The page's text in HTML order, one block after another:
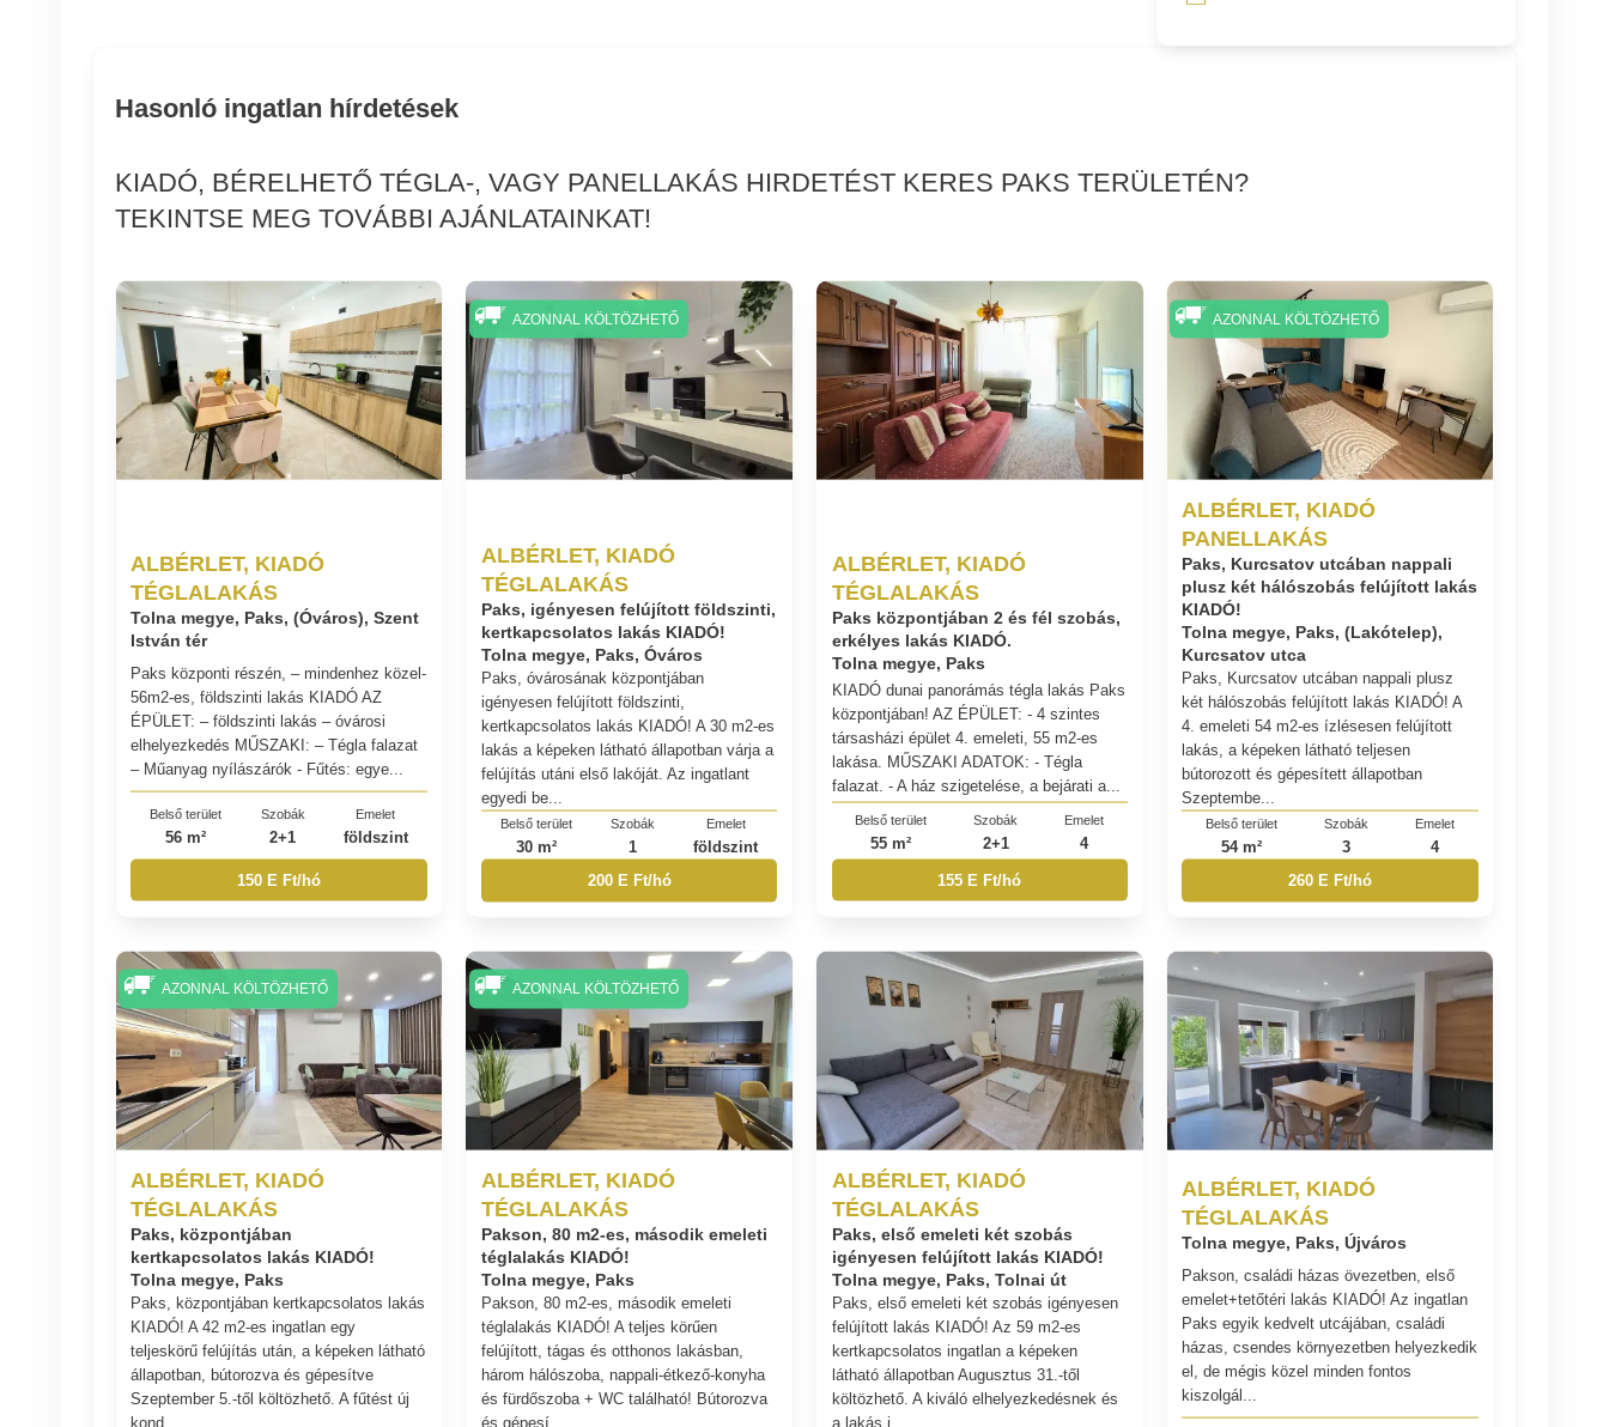
Hasonló ingatlan hírdetések
KIADÓ, BÉRELHETŐ TÉGLA-, VAGY PANELLAKÁS HIRDETÉST KERES PAKS TERÜLETÉN?
TEKINTSE MEG TOVÁBBI AJÁNLATAINKAT!
ALBÉRLET, KIADÓ
TÉGLALAKÁS
Tolna megye, Paks, (Óváros), Szent
István tér
Paks központi részén, – mindenhez közel-
56m2-es, földszinti lakás KIADÓ AZ
ÉPÜLET: – földszinti lakás – óvárosi
elhelyezkedés MŰSZAKI: – Tégla falazat
– Műanyag nyílászárók - Fűtés: egye...
Belső terület
56 m²
Szobák
2+1
Emelet
földszint
150 E Ft/hó
ALBÉRLET, KIADÓ
TÉGLALAKÁS
Paks, igényesen felújított földszinti,
kertkapcsolatos lakás KIADÓ!
Tolna megye, Paks, Óváros
Paks, óvárosának központjában
igényesen felújított földszinti,
kertkapcsolatos lakás KIADÓ! A 30 m2-es
lakás a képeken látható állapotban várja a
felújítás utáni első lakóját. Az ingatlant
egyedi be...
Belső terület
30 m²
Szobák
1
Emelet
földszint
200 E Ft/hó
AZONNAL KÖLTÖZHETŐ
ALBÉRLET, KIADÓ
TÉGLALAKÁS
Paks központjában 2 és fél szobás,
erkélyes lakás KIADÓ.
Tolna megye, Paks
KIADÓ dunai panorámás tégla lakás Paks
központjában! AZ ÉPÜLET: - 4 szintes
társasházi épület 4. emeleti, 55 m2-es
lakása. MŰSZAKI ADATOK: - Tégla
falazat. - A ház szigetelése, a bejárati a...
Belső terület
55 m²
Szobák
2+1
Emelet
4
155 E Ft/hó
ALBÉRLET, KIADÓ
PANELLAKÁS
Paks, Kurcsatov utcában nappali
plusz két hálószobás felújított lakás
KIADÓ!
Tolna megye, Paks, (Lakótelep),
Kurcsatov utca
Paks, Kurcsatov utcában nappali plusz
két hálószobás felújított lakás KIADÓ! A
4. emeleti 54 m2-es ízlésesen felújított
lakás, a képeken látható teljesen
bútorozott és gépesített állapotban
Szeptembe...
Belső terület
54 m²
Szobák
3
Emelet
4
260 E Ft/hó
AZONNAL KÖLTÖZHETŐ
ALBÉRLET, KIADÓ
TÉGLALAKÁS
Paks, központjában
kertkapcsolatos lakás KIADÓ!
Tolna megye, Paks
Paks, központjában kertkapcsolatos lakás
KIADÓ! A 42 m2-es ingatlan egy
teljeskörű felújítás után, a képeken látható
állapotban, bútorozva és gépesítve
Szeptember 5.-től költözhető. A fűtést új
kond...
AZONNAL KÖLTÖZHETŐ
ALBÉRLET, KIADÓ
TÉGLALAKÁS
Pakson, 80 m2-es, második emeleti
téglalakás KIADÓ!
Tolna megye, Paks
Pakson, 80 m2-es, második emeleti
téglalakás KIADÓ! A teljes körűen
felújított, tágas és otthonos lakásban,
három hálószoba, nappali-étkező-konyha
és fürdőszoba + WC található! Bútorozva
és gépesí...
AZONNAL KÖLTÖZHETŐ
ALBÉRLET, KIADÓ
TÉGLALAKÁS
Paks, első emeleti két szobás
igényesen felújított lakás KIADÓ!
Tolna megye, Paks, Tolnai út
Paks, első emeleti két szobás igényesen
felújított lakás KIADÓ! Az 59 m2-es
kertkapcsolatos ingatlan a képeken
látható állapotban Augusztus 31.-től
költözhető. A kiváló elhelyezkedésnek és
a lakás j...
ALBÉRLET, KIADÓ
TÉGLALAKÁS
Tolna megye, Paks, Újváros
Pakson, családi házas övezetben, első
emelet+tetőtéri lakás KIADÓ! Az ingatlan
Paks egyik kedvelt utcájában, családi
házas, csendes környezetben helyezkedik
el, de mégis közel minden fontos
kiszolgál...